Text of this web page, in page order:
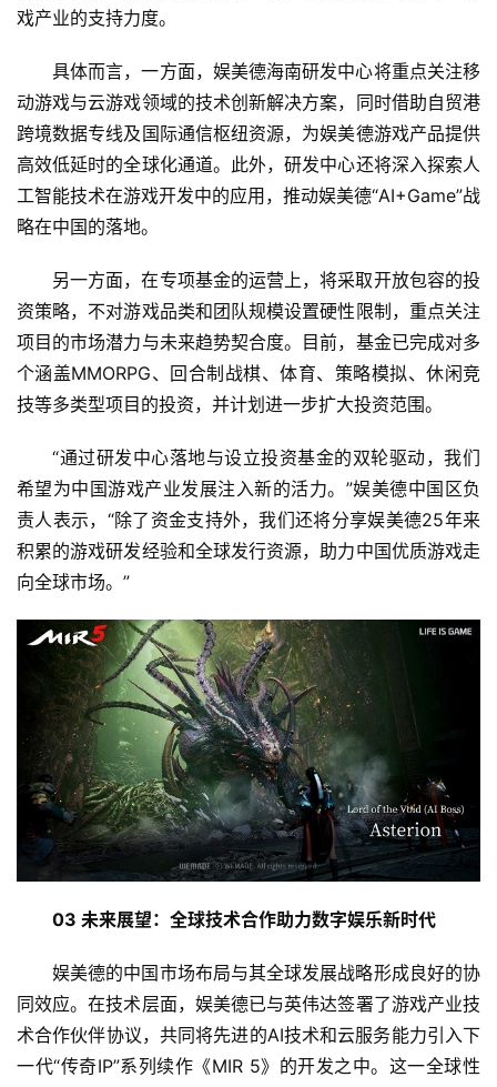
戏产业的支持力度。
具体而言，一方面，娱美德海南研发中心将重点关注移
动游戏与云游戏领域的技术创新解决方案，同时借助自贸港
跨境数据专线及国际通信枢纽资源，为娱美德游戏产品提供
高效低延时的全球化通道。此外，研发中心还将深入探索人
工智能技术在游戏开发中的应用，推动娱美德“AI+Game”战
略在中国的落地。
另一方面，在专项基金的运营上，将采取开放包容的投
资策略，不对游戏品类和团队规模设置硬性限制，重点关注
项目的市场潜力与未来趋势契合度。目前，基金已完成对多
个涵盖MMORPG、回合制战棋、体育、策略模拟、休闲竞
技等多类型项目的投资，并计划进一步扩大投资范围。
“通过研发中心落地与设立投资基金的双轮驱动，我们
希望为中国游戏产业发展注入新的活力。”娱美德中国区负
责人表示，“除了资金支持外，我们还将分享娱美德25年来
积累的游戏研发经验和全球发行资源，助力中国优质游戏走
向全球市场。”
03 未来展望：全球技术合作助力数字娱乐新时代
娱美德的中国市场布局与其全球发展战略形成良好的协
同效应。在技术层面，娱美德已与英伟达签署了游戏产业技
术合作伙伴协议，共同将先进的AI技术和云服务能力引入下
一代“传奇IP”系列续作《MIR 5》的开发之中。这一全球性